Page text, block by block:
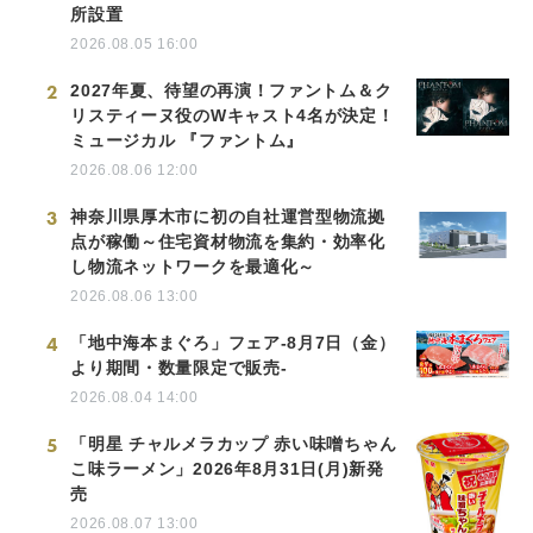
所設置
2026.08.05 16:00
2
2027年夏、待望の再演！ファントム＆ク
リスティーヌ役のWキャスト4名が決定！
ミュージカル 『ファントム』
2026.08.06 12:00
3
神奈川県厚木市に初の自社運営型物流拠
点が稼働～住宅資材物流を集約・効率化
し物流ネットワークを最適化～
2026.08.06 13:00
4
「地中海本まぐろ」フェア-8月7日（金）
より期間・数量限定で販売-
2026.08.04 14:00
5
「明星 チャルメラカップ 赤い味噌ちゃん
こ味ラーメン」2026年8月31日(月)新発
売
2026.08.07 13:00